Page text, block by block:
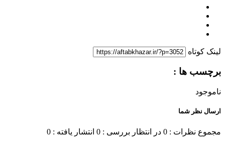
لینک کوتاه
برچسب ها :
ناموجود
ارسال نظر شما
مجموع نظرات : 0 در انتظار بررسی : 0 انتشار یافته : 0